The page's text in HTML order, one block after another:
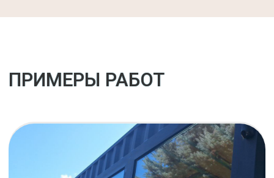
Монтаж 2 600 ₽